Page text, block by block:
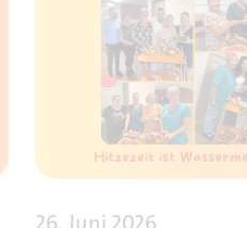
26. Juni 2026